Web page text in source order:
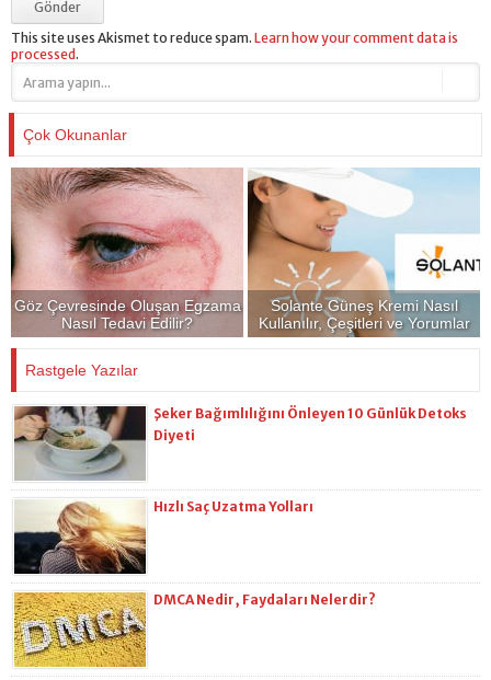
This site uses Akismet to reduce spam. Learn how your comment data is
processed.
Çok Okunanlar
Göz Çevresinde Oluşan Egzama
Nasıl Tedavi Edilir?
Solante Güneş Kremi Nasıl
Kullanılır, Çeşitleri ve Yorumlar
Rastgele Yazılar
Şeker Bağımlılığını Önleyen 10 Günlük Detoks
Diyeti
Hızlı Saç Uzatma Yolları
DMCA Nedir, Faydaları Nelerdir?